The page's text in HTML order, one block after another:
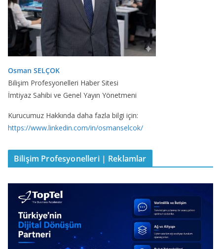
Osman SELÇOK
Bilişim Profesyonelleri Haber Sitesi
İmtiyaz Sahibi ve Genel Yayın Yönetmeni
Kurucumuz Hakkında daha fazla bilgi için:
https://www.linkedin.com/in/osmanselcok/
Bilişim Profesyonelleri | Reklamlar